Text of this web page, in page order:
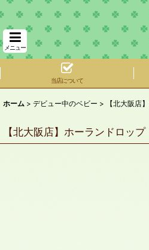
メニュー
当店について
ホーム > デビュー中のベビー > 【北大阪店
【北大阪店】ホーランドロッ